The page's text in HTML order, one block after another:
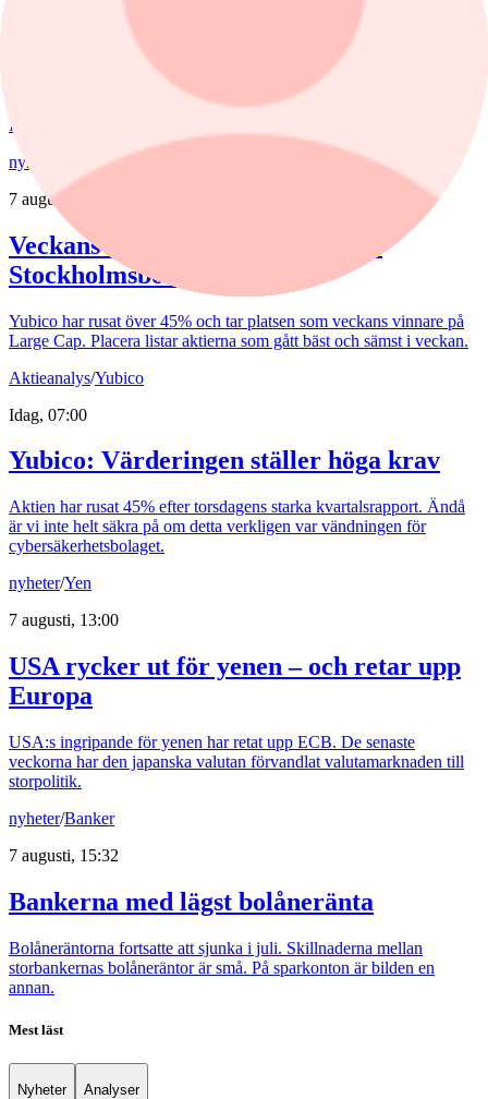
Tommi Saukkoriipi har styrt nästan halva SEB Swedish Value Fund
mot finanssektorn. Det har varit ett vinnande drag. Fonden har slagit
index tydligt både i år och på längre sikt. Samtidigt har förvaltaren
valt sida mellan börsens två stora maktbolag - Investor och
Industrivärden.
nyheter
Stockholmsbörsen
7 augusti, 14:40
Veckans vinnare och förlorare på
Stockholmsbörsen
Yubico har rusat över 45% och tar platsen som veckans vinnare på
Large Cap. Placera listar aktierna som gått bäst och sämst i veckan.
Aktieanalys/Yubico
Idag, 07:00
Yubico: Värderingen ställer höga krav
Aktien har rusat 45% efter torsdagens starka kvartalsrapport. Ändå
är vi inte helt säkra på om detta verkligen var vändningen för
cybersäkerhetsbolaget.
nyheter/Yen
7 augusti, 13:00
USA rycker ut för yenen – och retar upp
Europa
USA:s ingripande för yenen har retat upp ECB. De senaste
veckorna har den japanska valutan förvandlat valutamarknaden till
storpolitik.
nyheter/Banker
7 augusti, 15:32
Bankerna med lägst bolåneränta
Bolåneräntorna fortsatte att sjunka i juli. Skillnaderna mellan
storbankernas bolåneräntor är små. På sparkonton är bilden en
annan.
Mest läst
Nyheter Analyser